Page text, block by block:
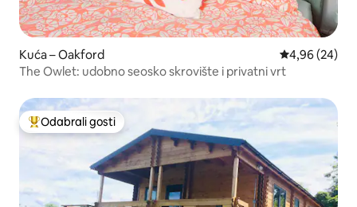
Kuća – Oakford Prosječna
4,96 (24)
The Owlet: udobno seosko skrovište i privatni vrt
Među najviše rangiranima s oznakom „Odabrali gosti”
Odabrali gosti